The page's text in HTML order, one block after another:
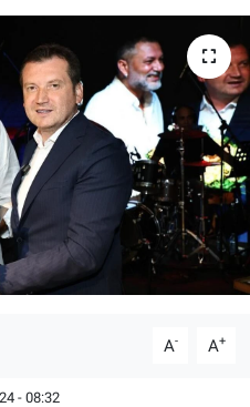
A- A+
- 08:32